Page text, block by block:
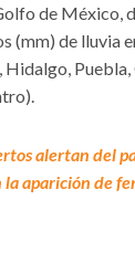
de México,
(mm) de lluvia
Hidalgo,
alertan del
aparición de